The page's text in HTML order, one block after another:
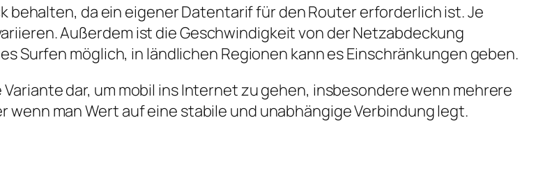
behalten, da ein eigener Datentarif für den Router erforderlich ist. Je
Außerdem ist die Geschwindigkeit von der Netzabdeckung
Surfen möglich, in ländlichen Regionen kann es Einschränkungen geben.
dar, um mobil ins Internet zu gehen, insbesondere wenn mehrere
man Wert auf eine stabile und unabhängige Verbindung legt.